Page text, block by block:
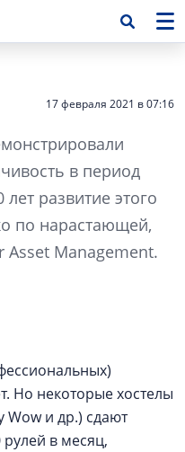
17 февраля 2021 в 07:16
в период
развитие этого
по нарастающей,
Management.
Но некоторые хостелы
Wow и др.) сдают
рулей в месяц,